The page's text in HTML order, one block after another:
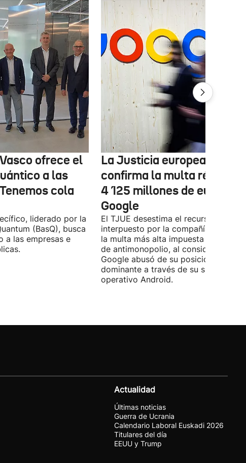
ofrece el
a las
cola
liderado por la
(BasQ), busca
a las empresas e
La Justicia europea
confirma la multa récord
4 125 millones de euros a
Google
El TJUE desestima el recurso
interpuesto por la compañía y
la multa más alta impuesta en un
de antimonopolio, al considerar que
Google abusó de su posición
dominante a través de su sistema
operativo Android.
Actualidad
Últimas noticias
Guerra de Ucrania
Calendario Laboral Euskadi 2026
Titulares del día
EEUU y Trump